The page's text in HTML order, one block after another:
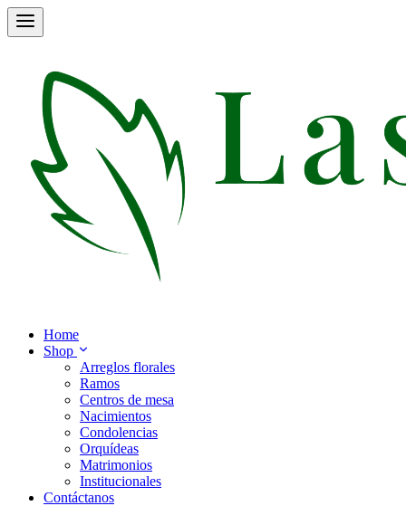
Home
Shop
Arreglos florales
Ramos
Centros de mesa
Nacimientos
Condolencias
Orquídeas
Matrimonios
Institucionales
Contáctanos